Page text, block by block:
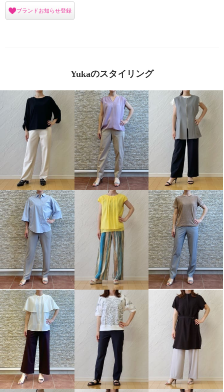
ブランドお知らせ登録
Yukaのスタイリング